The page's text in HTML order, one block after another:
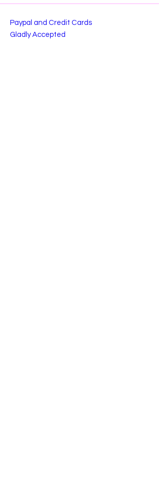
Paypal and Credit Cards
Gladly Accepted